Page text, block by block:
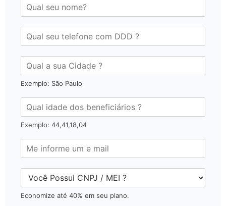
Exemplo: São Paulo
Exemplo: 44,41,18,04
Economize até 40% em seu plano.